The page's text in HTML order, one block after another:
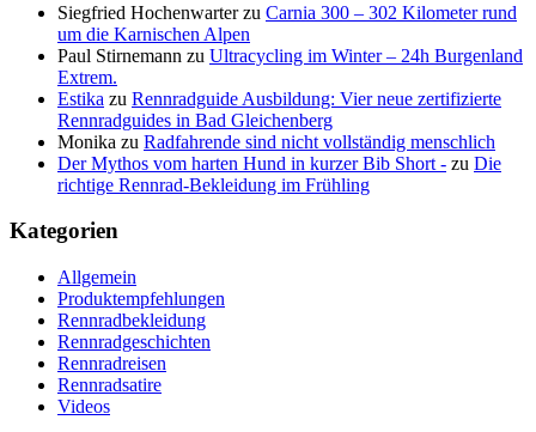
Siegfried Hochenwarterzu Carnia 300 – 302 Kilometer rund
um die Karnischen Alpen
Paul Stirnemann zu Ultracycling im Winter – 24h Burgenland
Extrem.
Estika zu Rennradguide Ausbildung: Vier neue zertifizierte
Rennradguides in Bad Gleichenberg
Monika zu Radfahrende sind nicht vollständig menschlich
Der Mythos vom harten Hund in kurzer Bib Short - zu Die
richtige Rennrad-Bekleidung im Frühling
Kategorien
Allgemein
Produktempfehlungen
Rennradbekleidung
Rennradgeschichten
Rennradreisen
Rennradsatire
Videos